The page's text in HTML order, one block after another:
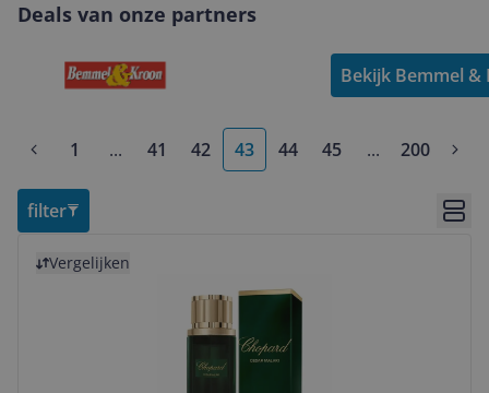
Deals van onze partners
Bekijk Bemmel &
1 ...More pages
41 42 43 44 45 ...More pages
200
filter
Vergelijken